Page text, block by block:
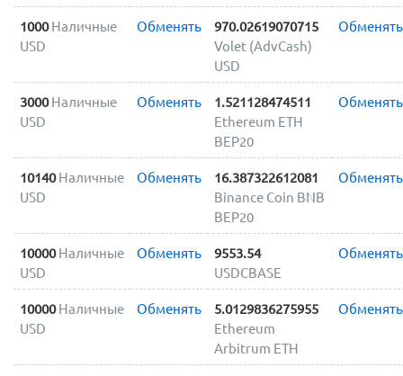
1000 Наличные
USD
Обменять
970.02619070715
Volet (AdvCash)
USD
Обменять
3000 Наличные
USD
Обменять
1.521128474511
Ethereum ETH
BEP20
Обменять
10140 Наличные
USD
Обменять
16.387322612081
Binance Coin BNB
BEP20
Обменять
10000 Наличные
USD
Обменять
9553.54
USDCBASE
Обменять
10000 Наличные
USD
Обменять
5.0129836275955
Ethereum
Arbitrum ETH
Обменять